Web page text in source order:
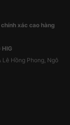
xác cao hàng
HIG
Lê Hồng Phong, Ngô